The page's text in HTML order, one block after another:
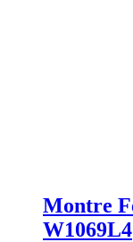
Montre
W1069L4